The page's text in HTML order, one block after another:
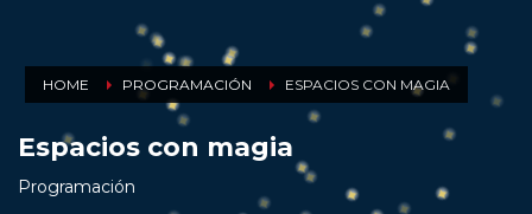
HOME PROGRAMACIÓN ESPACIOS CON MAGIA
Espacios con magia
Programación